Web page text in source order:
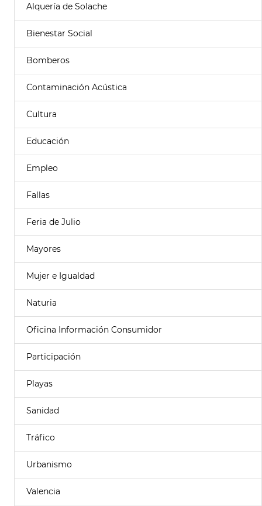
Alquería de Solache
Bienestar Social
Bomberos
Contaminación Acústica
Cultura
Educación
Empleo
Fallas
Feria de Julio
Mayores
Mujer e Igualdad
Naturia
Oficina Información Consumidor
Participación
Playas
Sanidad
Tráfico
Urbanismo
Valencia